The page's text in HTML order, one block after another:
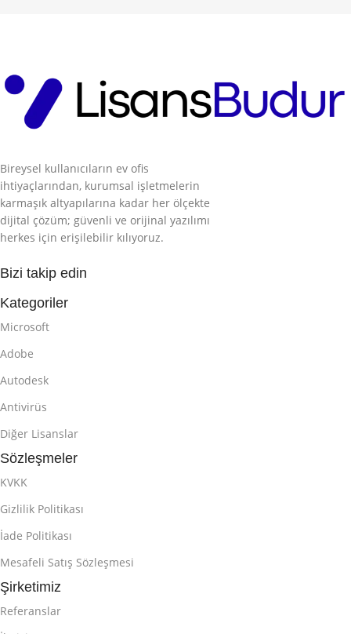
Bireysel kullanıcıların ev ofis
ihtiyaçlarından, kurumsal işletmelerin
karmaşık altyapılarına kadar her ölçekte
dijital çözüm; güvenli ve orijinal yazılımı
herkes için erişilebilir kılıyoruz.
Bizi takip edin
Kategoriler
Microsoft
Adobe
Autodesk
Antivirüs
Diğer Lisanslar
Sözleşmeler
KVKK
Gizlilik Politikası
İade Politikası
Mesafeli Satış Sözleşmesi
Şirketimiz
Referanslar